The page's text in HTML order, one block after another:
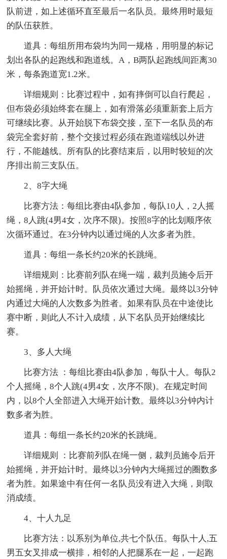
队前进，如上述循环直至最后一名队员。最终用时最短
的队伍获胜。
道具：每组所用布袋均为同一规格，用明显的标记
划出各队的起跑线和跑道线。A，B两队起跑线间距离30
米，每条跑道宽1.2米。
详细规则：比赛过程中，如有摔倒可以自行爬起，
但布袋必须始终套在腿上，如有滑落必须重新套上后方
可继续比赛。从开始脱下布袋交接，至下一名队员的布
袋完全套好前，整个交接过程必须在跑道端线以外进
行，不能越线。所有队的比赛结束后，以用时较短的次
序排出前三支队伍。
2、8字大绳
比赛方法：每组比赛由4队参加，每队10人，2人摇
绳，8人跳(4男4女，次序不限)。按照8字的比划顺序依
次循环通过。在3分钟内以通过绳的人次多者为胜。
道具：每组一条长约20米的长跳绳。
详细规则：比赛前列队在绳一端，裁判员施令后开
始摇绳，并开始计时。队员依次通过大绳。最终以3分钟
内通过大绳的人次数多为胜者。如果有队员在中途使比
赛中断，则此人不计入成绩，从下名队员开始继续比
赛。
3、多人大绳
比赛方法 ：每组比赛由4队参加，每队十人。每队2
个人摇绳，8个人跳(4男4女，次序不限)。在规定时间
内，以8个人全部进入大绳开始计数。最终以3分钟内计
数多者为胜。
道具：每组一条长约20米的长跳绳。
详细规则 ：比赛前列队在绳一侧，裁判员施令后开
始摇绳，并开始计时。最终以3分钟内大绳摇过的圈数多
者为胜。如果途中有任何一名队员没有进入大绳，则取
消成绩。
4、十人九足
比赛方法：以系别为单位,共七个队伍。每队十人,五
男五女叉排成一横排，相邻的人把腿系在一起，一起跑